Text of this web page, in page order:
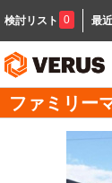
検討リスト 0 最
ファミリー